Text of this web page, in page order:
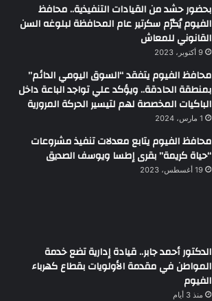
بحضور حشد من القيادات التنفيذية.. محافظ
الفيوم يُكرّم سكرتير عام المحافظة لبلوغه السن
القانوني للمعاش
9 أكتوبر، 2023
محافظ الفيوم يتفقد “السوق اليومي الدائم”
بمنطقة الحادقة.. ويؤكد علي تواجد الباعة داخل
الباكيات المخصصة لهم لتيسير الحركة المرورية
1 مارس، 2024
محافظ الفيوم يتابع معدلات تنفيذ مشروعات
“حياة كريمة” بقرى إطسا ويوسف الصديق
19 أغسطس، 2023
الدكتور أحمد جابر.. قيادة إدارية تضع خدمة
المواطن في مقدمة الأولويات بقطاع كهرباء
الفيوم
منذ 3 أيام